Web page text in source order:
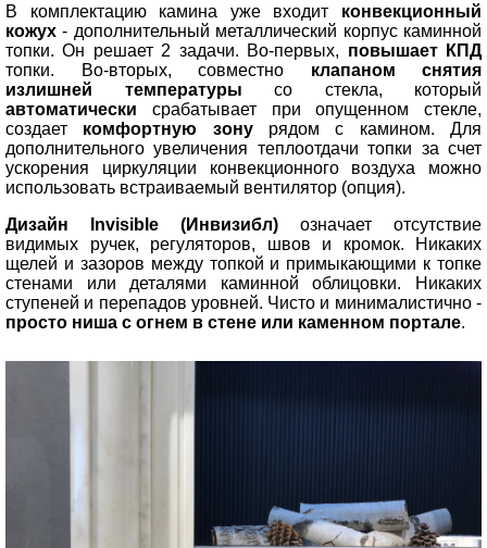
В комплектацию камина уже входит конвекционный
кожух - дополнительный металлический корпус каминной
топки. Он решает 2 задачи. Во-первых, повышает КПД
топки. Во-вторых, совместно клапаном снятия
излишней температуры со стекла, который
автоматически срабатывает при опущенном стекле,
создает комфортную зонурядом с камином. Для
дополнительного увеличения теплоотдачи топки за счет
ускорения циркуляции конвекционного воздуха можно
использовать встраиваемый вентилятор (опция).
Дизайн Invisible (Инвизибл) означает отсутствие
видимых ручек, регуляторов, швов и кромок. Никаких
щелей и зазоров между топкой и примыкающими к топке
стенами или деталями каминной облицовки. Никаких
ступеней и перепадов уровней. Чисто и минималистично -
просто ниша с огнем в стене или каменном портале.